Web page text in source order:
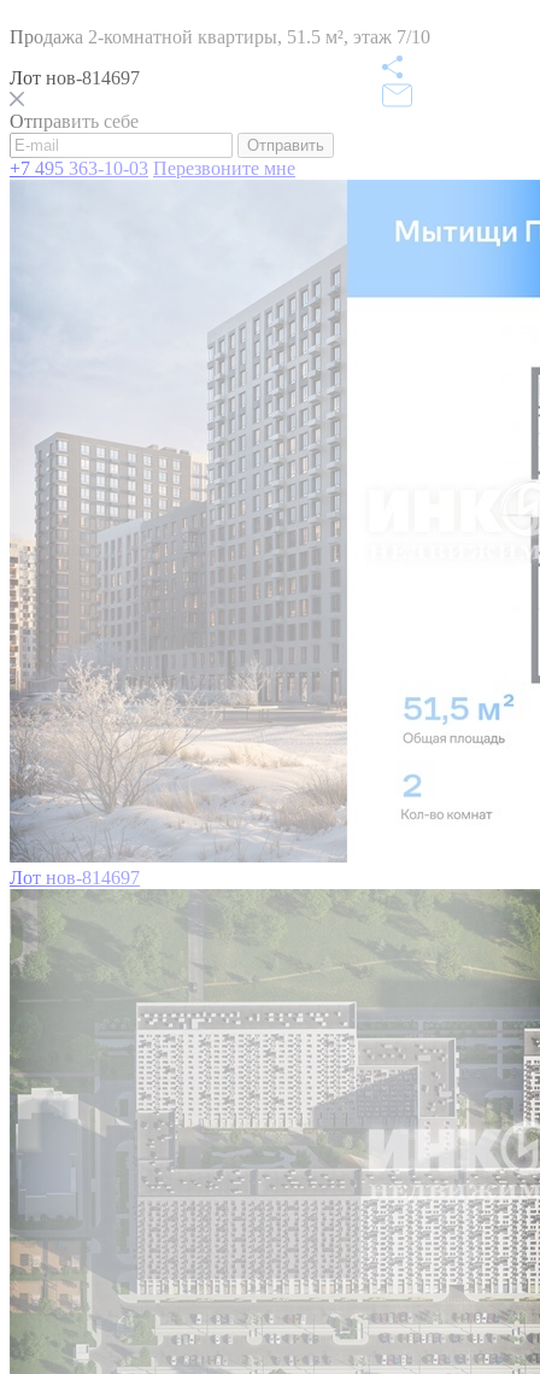
Продажа 2-комнатной квартиры, 51.5 м², этаж 7/10
Лот нов-814697
Отправить себе
Отправить
+7 495 363-10-03 Перезвоните мне
Лот нов-814697